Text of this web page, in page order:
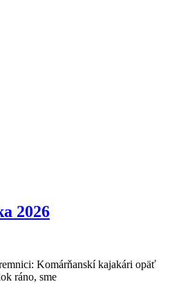
2026
Komárňanskí kajakári opäť
ráno, sme